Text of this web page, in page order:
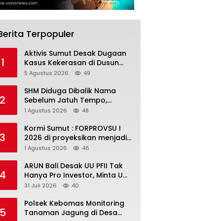
Terpopuler
1
Aktivis Sumut Desak Dugaan
Kasus Kekerasan di Dusun
Balakka, Desa Gunung
5 Agustus 2026 49
2
SHM Diduga Dibalik Nama
Sebelum Jatuh Tempo,
Warga Gresik Gugat
Somasi Kepala Desa
1 Agustus 2026 48
3
Kormi Sumut : FORPROVSU I
2026 di proyeksikan menjadi
ajang Festival Olahraga
terbanyak di Indonesia
1 Agustus 2026 46
ARUN Bali Desak UU PFII Tak
Hanya Pro Investor, Minta UMP
Kawasan PFII Bertaraf
31 Juli 2026 40
Polsek Kebomas Monitoring
Tanaman Jagung di Desa